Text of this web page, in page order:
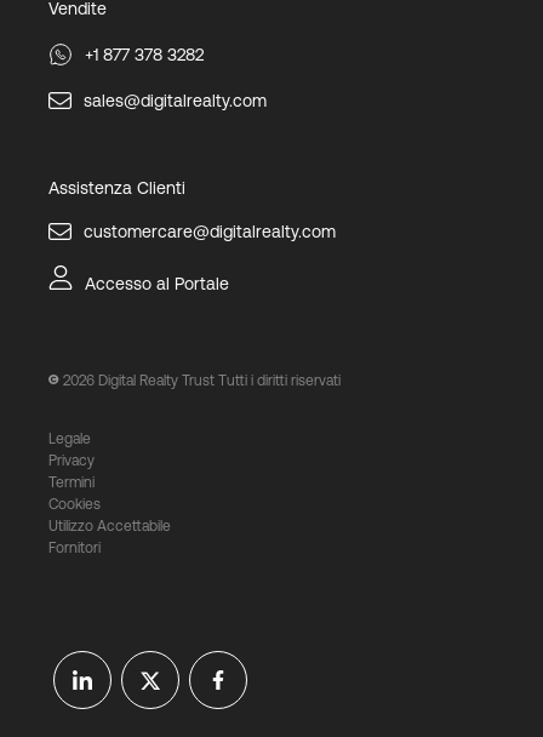
Vendite
+1 877 378 3282
sales@digitalrealty.com
Assistenza Clienti
customercare@digitalrealty.com
Accesso al Portale
2026 Digital Realty Trust Tutti i diritti riservati
Legale
Privacy
Termini
Cookies
Utilizzo Accettabile
Fornitori